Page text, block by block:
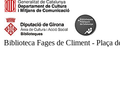
Biblioteca Fages de Climent - Plaça